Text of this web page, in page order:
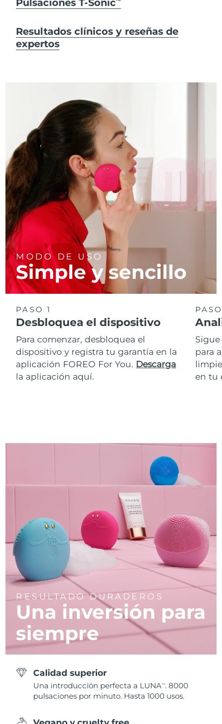
Pulsaciones T-Sonic
Resultados clínicos y reseñas de
expertos
MODO DE USO
Simple y sencillo
PASO 1
Desbloquea el dispositivo
Para comenzar, desbloquea el
dispositivo y registra tu garantía en la
aplicación FOREO For You. Descarga
la aplicación aquí.
para
en tu
RESULTADO DURADEROS
Una inversión para
siempre
Calidad superior
Una introducción perfecta a LUNATM . 8000
pulsaciones por minuto. Hasta 1000 usos.